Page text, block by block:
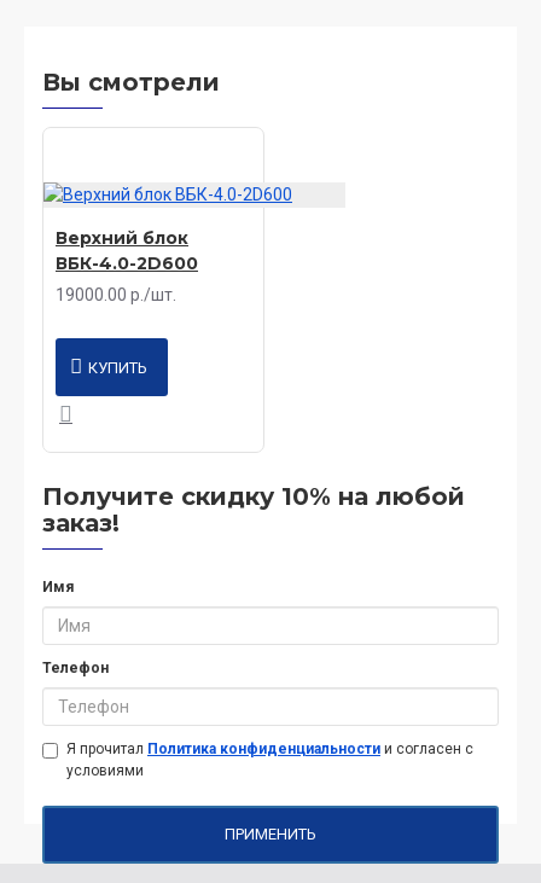
Вы смотрели
Верхний блок
ВБК-4.0-2D600
19000.00 р./шт.
КУПИТЬ
Получите скидку 10% на любой
заказ!
Имя
Телефон
Я прочитал Политика конфиденциальности и согласен с
условиями
ПРИМЕНИТЬ